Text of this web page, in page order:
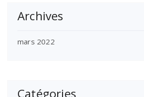
Archives
mars 2022
Catégories